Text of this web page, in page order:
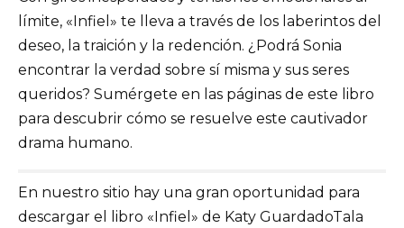
límite, «Infiel» te lleva a través de los laberintos del
deseo, la traición y la redención. ¿Podrá Sonia
encontrar la verdad sobre sí misma y sus seres
queridos? Sumérgete en las páginas de este libro
para descubrir cómo se resuelve este cautivador
drama humano.
En nuestro sitio hay una gran oportunidad para
descargar el libro «Infiel» de Katy GuardadoTala